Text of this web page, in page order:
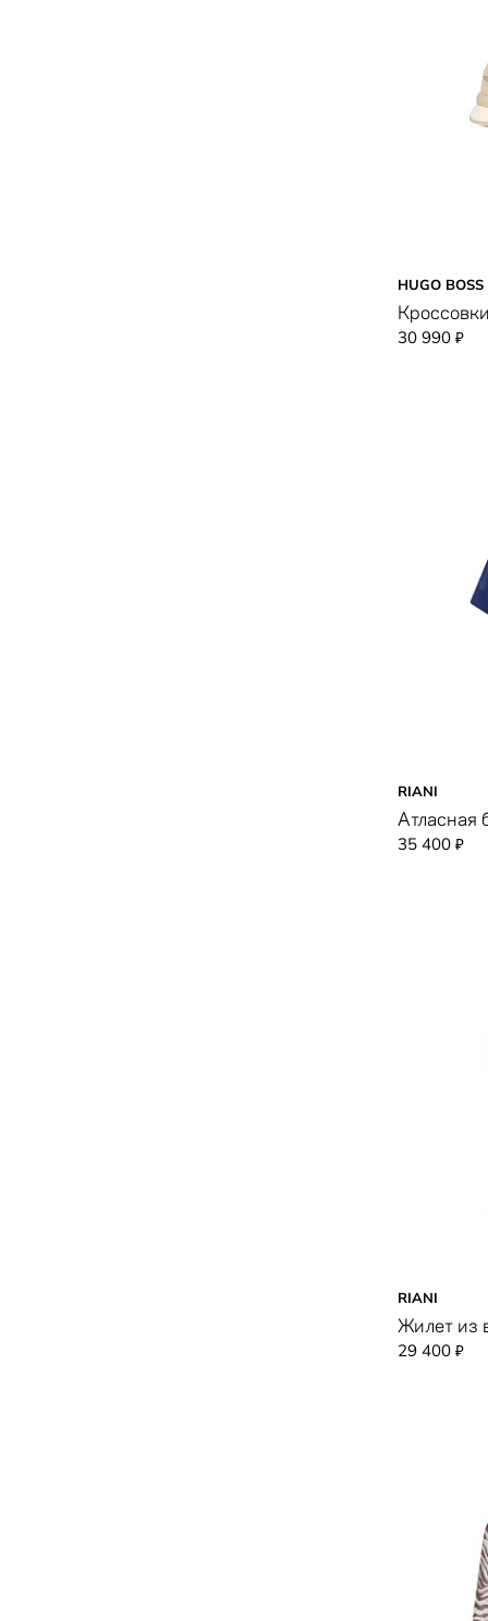
HUGO BOSS
30 990 ₽
RIANI
Атласная
35 400 ₽
RIANI
Жилет из
29 400 ₽